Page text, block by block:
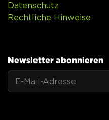
Datenschutz
Rechtliche Hinweise
Newsletter abonnieren